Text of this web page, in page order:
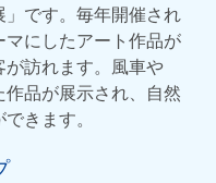
です。毎年開催され
にしたアート作品が
訪れます。風車や
品が展示され、自然
きます。